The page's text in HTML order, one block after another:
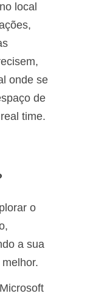
local
onde se
de
time.
o
a sua